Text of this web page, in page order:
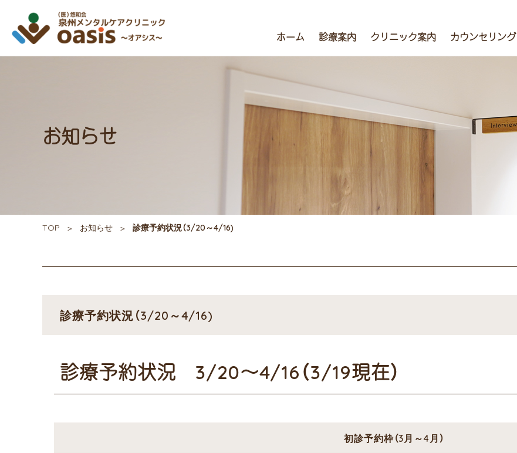
ホーム 診療案内 クリニック案内 カウンセリング
お知らせ
TOP お知らせ 診療予約状況（3/20～4/16)
診療予約状況（3/20～4/16)
診療予約状況 3/20～4/16（3/19現在）
初診予約枠（3月～4月）